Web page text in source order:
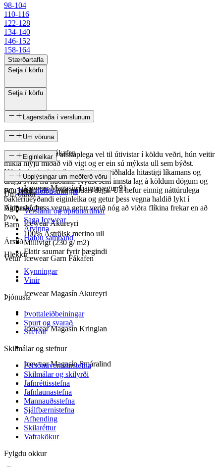
98-104
110-116
122-128
134-140
146-152
158-164
Stærðartafla
Setja í körfu
Setja í körfu
Lagerstaða í verslunum
Icewear Fákafen
Icewear Magasín Laugavegur 91
Icewear Akureyri
Icewear Garn Fákafen
Icewear Magasín Akureyri
Icewear Magasín Kringlan
Icewear Magasín Smáralind
Um vöruna
Merino ull hentar afskaplega vel til útivistar í köldu veðri, hún veitir
mikla hlýju miðað við vigt og er ein sú mýksta ull sem býðst.
Náttúrulegir eigineikar ullarinnar viðhalda hitastigi líkamans og
draga svita frá húðinni. Nýtist sem innsta lag á köldum dögum og
sem létt millilag fyrir mildari daga. Ull hefur einnig náttúrulega
bakteríueyðandi eiginleika og getur þess vegna haldið lykt í
lágmarki. Þess vegna getur verið nóg að viðra flíkina frekar en að
þvo.
100% Áströlsk merino ull
Millivigt (230 g/ m2)
Flatir saumar fyrir þægindi
Eiginleikar
SKU
FC-3188
Aldurshópur
Barn
Árstíð
Vetur
Upplýsingar um meðferð vöru
Þvottaleiðbeiningar
Um okkur
Verslanir og opnunartímar
Saga Icewear
Atvinna
Hafðu samband
Hlekkir
Kynningar
Vinir
Þjónusta
Þvottaleiðbeiningar
Spurt og svarað
Stærðir
Skilmálar og stefnur
Persónuverndarstefna
Skilmálar og skilyrði
Jafnréttisstefna
Jafnlaunastefna
Mannauðsstefna
Sjálfbærnistefna
Afhending
Skilaréttur
Vafrakökur
Fylgdu okkur